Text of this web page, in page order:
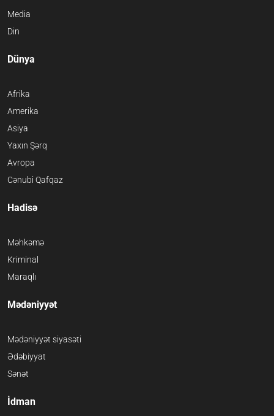
Media
Din
Dünya
Afrika
Amerika
Asiya
Yaxın Şərq
Avropa
Cənubi Qafqaz
Hadisə
Məhkəmə
Kriminal
Maraqlı
Mədəniyyət
Mədəniyyət siyasəti
Ədəbiyyat
Sənət
İdman